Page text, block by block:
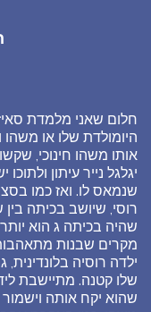
חלום שאני מלמדת
היומולדת שלו או
אותו משהו חינוכי,
יגלגל נייר עיתון
שנמאס לו. ואז כמו
רוסי, שיושב בכיתה
שהיה בכיתה ג הוא יותר
מקרים שבנות
ילדה רוסיה
שלו קטנה. מתיישבת
שהוא יקח אותה וישמור